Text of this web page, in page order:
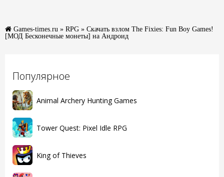
Популярное
Animal Archery Hunting Games
Tower Quest: Pixel Idle RPG
King of Thieves
Games-times.ru » RPG » Скачать взлом The Fixies: Fun Boy Games!
[МОД Бесконечные монеты] на Андроид